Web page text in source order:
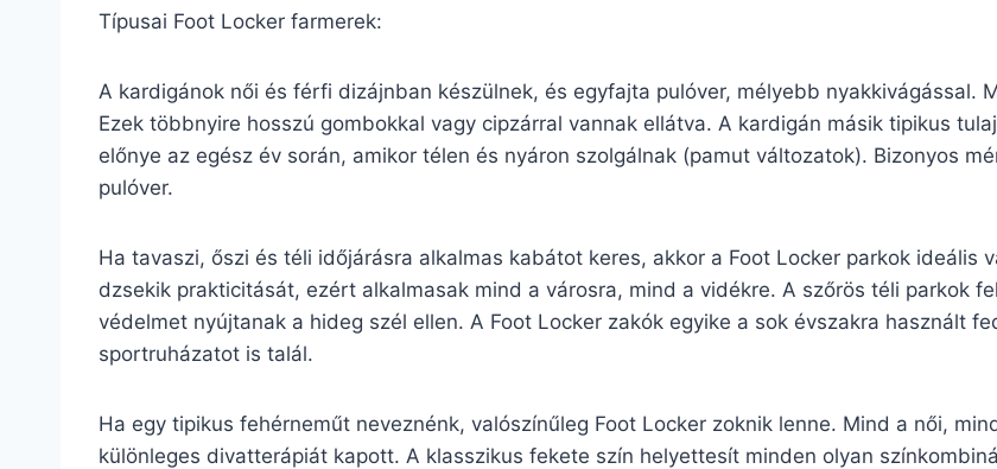
Típusai Foot Locker farmerek:
A kardigánok női és férfi dizájnban készülnek, és egyfajta pulóver, mélyebb nyakkivágással.
Ezek többnyire hosszú gombokkal vagy cipzárral vannak ellátva. A kardigán másik tipikus
előnye az egész év során, amikor télen és nyáron szolgálnak (pamut változatok). Bizonyos
pulóver.
Ha tavaszi, őszi és téli időjárásra alkalmas kabátot keres, akkor a Foot Locker parkok ideális
dzsekik prakticitását, ezért alkalmasak mind a városra, mind a vidékre. A szőrös téli parkok
védelmet nyújtanak a hideg szél ellen. A Foot Locker zakók egyike a sok évszakra használt
sportruházatot is talál.
Ha egy tipikus fehérneműt neveznénk, valószínűleg Foot Locker zoknik lenne. Mind a női,
különleges divatterápiát kapott. A klasszikus fekete szín helyettesít minden olyan